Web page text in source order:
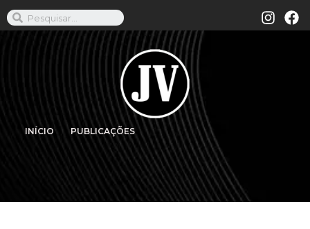
INÍCIO PUBLICAÇÕES